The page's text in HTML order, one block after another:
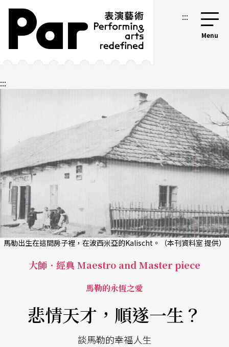
跳到主要內容區塊
網站導覽 :::
:::
馬勒出生在這間房子裡，在波西米亞的Kalischt。（本刊資料室 提供）
大師．經典 Maestro and Master piece
馬勒的永恆之愛
悲情天才，順遂一生？
談馬勒的幸福人生